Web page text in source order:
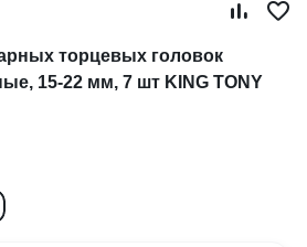
торцевых головок
15-22 мм, 7 шт KING TONY